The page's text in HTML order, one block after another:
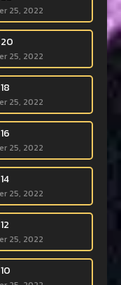
25, 2022
25, 2022
25, 2022
25, 2022
25, 2022
25, 2022